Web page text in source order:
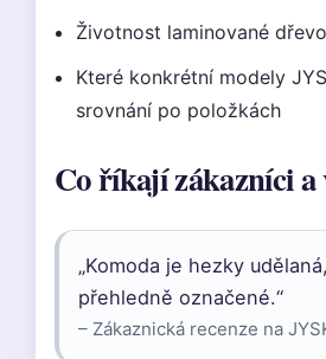
Životnost laminované
Které konkrétní modely
srovnání po položkách
Co říkají zákazníci
„Komoda je hezky
přehledně označené.“
– Zákaznická recenze na